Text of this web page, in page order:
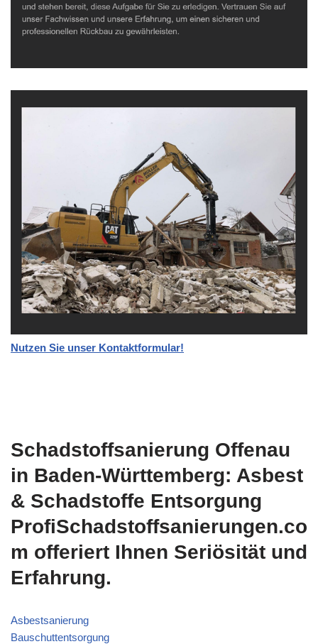
Nutzen Sie unser Kontaktformular!
Schadstoffsanierung Offenau
in Baden-Württemberg: Asbest
& Schadstoffe Entsorgung
ProfiSchadstoffsanierungen.co
m offeriert Ihnen Seriösität und
Erfahrung.
Asbestsanierung
Bauschuttentsorgung